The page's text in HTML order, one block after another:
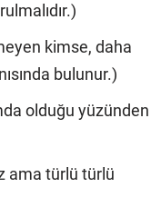
kimse, daha
bulunur.)
olduğu yüzünden
ama türlü türlü